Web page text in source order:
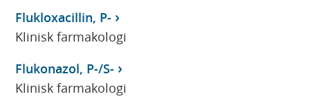
Flukloxacillin, P-
Klinisk farmakologi
Flukonazol, P-/S-
Klinisk farmakologi